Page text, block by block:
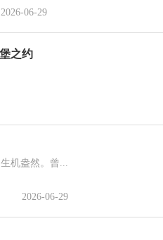
2026-06-29
之约
机盎然。曾...
2026-06-29